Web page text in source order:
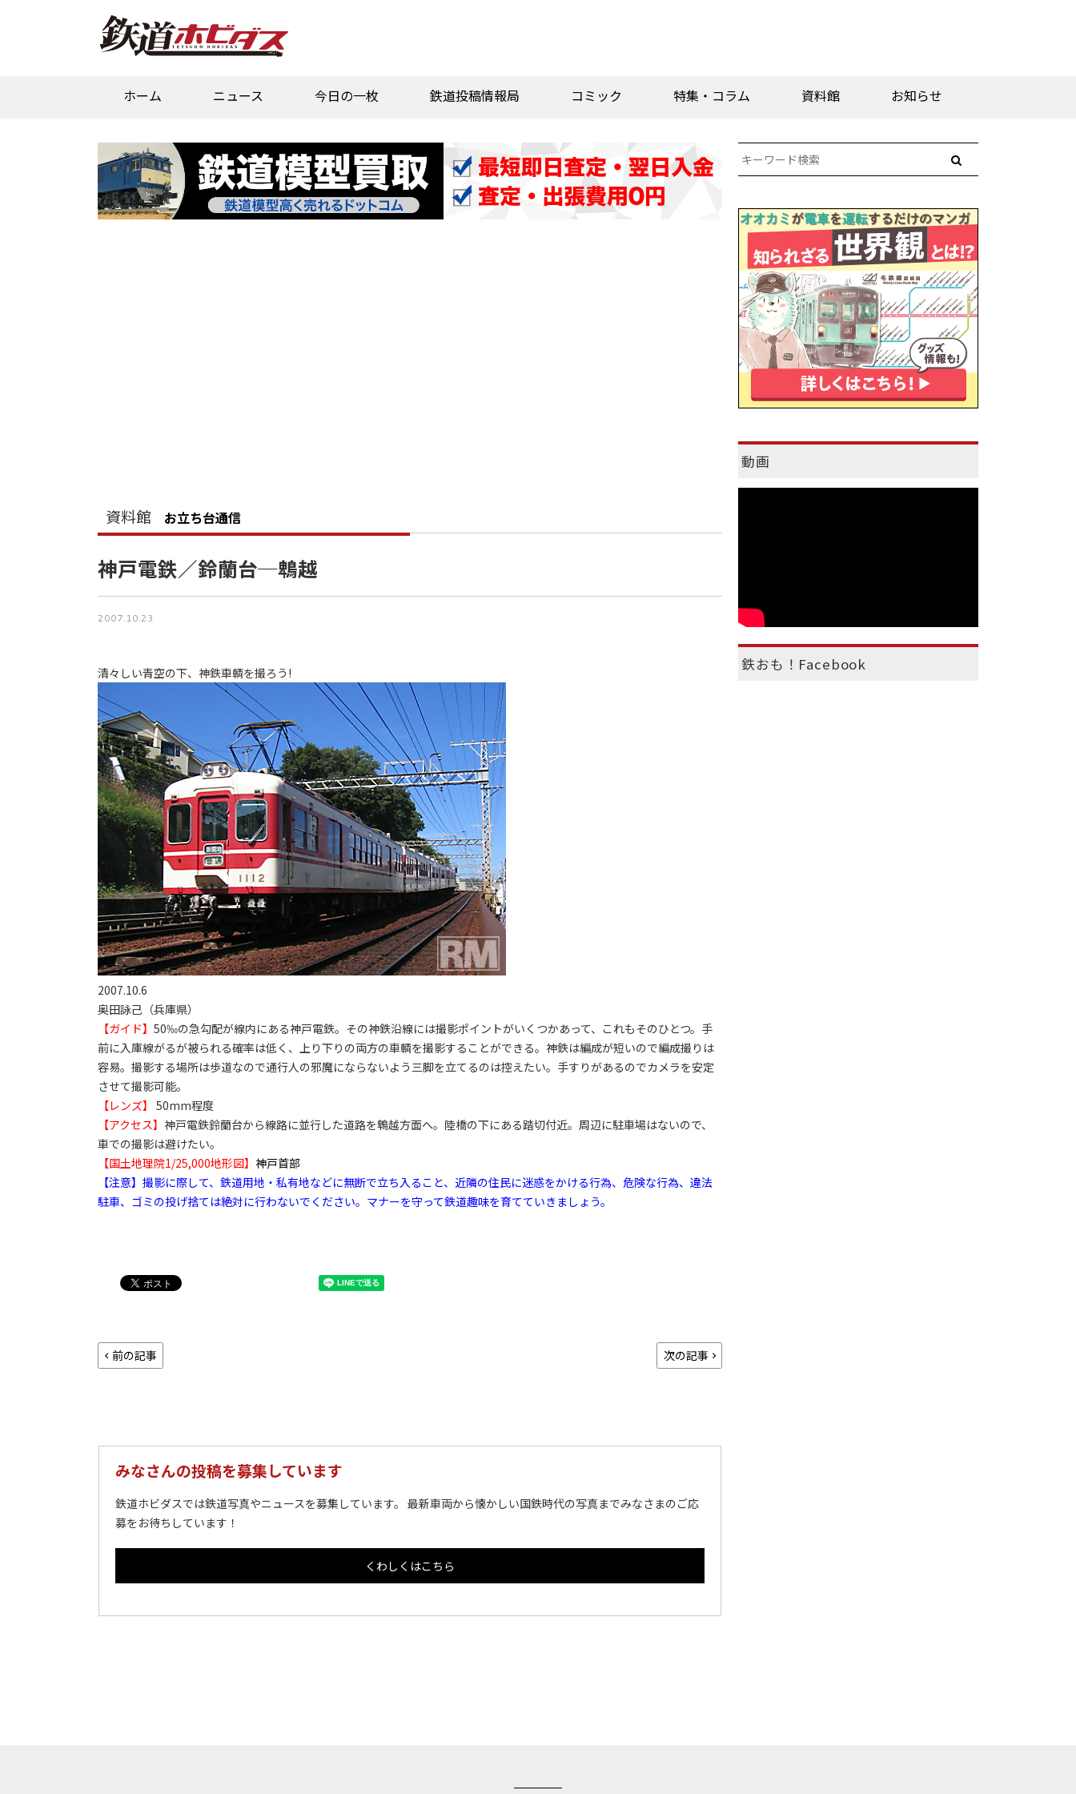
ホーム ニュース 今日の一枚 鉄道投稿情報局 コミック 特集・コラム 資料館 お知らせ
資料館 お立ち台通信
神戸電鉄／鈴蘭台─鵯越
2007.10.23
清々しい青空の下、神鉄車輌を撮ろう!
2007.10.6
奥田詠己（兵庫県）
【ガイド】 50‰の急勾配が線内にある神戸電鉄。その神鉄沿線には撮影ポイントがいくつかあって、これもそのひとつ。手
前に入庫線がるが被られる確率は低く、上り下りの両方の車輌を撮影することができる。神鉄は編成が短いので編成撮りは
容易。撮影する場所は歩道なので通行人の邪魔にならないよう三脚を立てるのは控えたい。手すりがあるのでカメラを安定
させて撮影可能。
【レンズ】 50mm程度
【アクセス】 神戸電鉄鈴蘭台から線路に並行した道路を鵯越方面へ。陸橋の下にある踏切付近。周辺に駐車場はないので、
車での撮影は避けたい。
【国土地理院1/25,000地形図】 神戸首部
【注意】撮影に際して、鉄道用地・私有地などに無断で立ち入ること、近隣の住民に迷惑をかける行為、危険な行為、違法
駐車、ゴミの投げ捨ては絶対に行わないでください。マナーを守って鉄道趣味を育てていきましょう。
前の記事 次の記事
みなさんの投稿を募集しています
鉄道ホビダスでは鉄道写真やニュースを募集しています。 最新車両から懐かしい国鉄時代の写真までみなさまのご応
募をお待ちしています！
くわしくはこちら
動画
鉄おも！Facebook